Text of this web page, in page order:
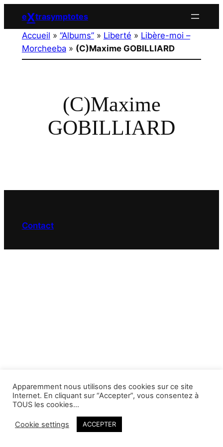
contenu
eXtrasymptotes
Accueil » “Albums”» Liberté » Libère-moi –
Morcheeba» (C)Maxime GOBILLIARD
(C)Maxime
GOBILLIARD
Contact
Apparemment nous utilisons des cookies sur ce site
Internet. En cliquant sur “Accepter”, vous consentez à
TOUS les cookies…
Cookie settings ACCEPTER